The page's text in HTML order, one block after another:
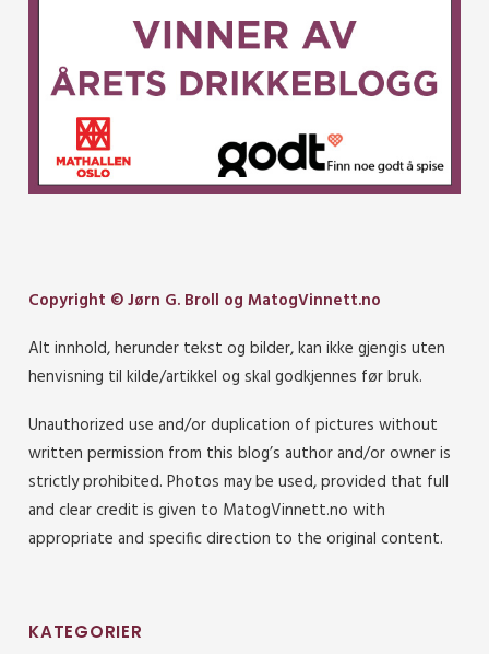
Copyright © Jørn G. Broll og MatogVinnett.no
Alt innhold, herunder tekst og bilder, kan ikke gjengis uten
henvisning til kilde/artikkel og skal godkjennes før bruk.
Unauthorized use and/or duplication of pictures without
written permission from this blog’s author and/or owner is
strictly prohibited. Photos may be used, provided that full
and clear credit is given to MatogVinnett.no with
appropriate and specific direction to the original content.
KATEGORIER